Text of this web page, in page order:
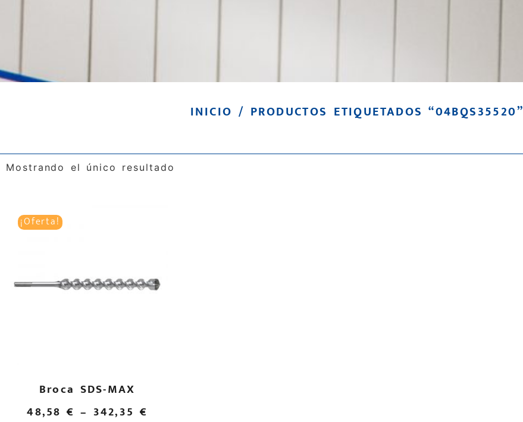
INICIO / PRODUCTOS ETIQUETADOS “04BQS35520”
Mostrando el único resultado
¡Oferta!
Broca SDS-MAX
48,58€ – 342,35 €